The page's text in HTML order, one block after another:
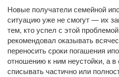
Новые получатели семейной
ситуацию уже не смогут — их
тем, кто успел с этой
рекомендовал оказывать
переносить сроки погашения
отношению к ним неустойки, а
списывать частично или